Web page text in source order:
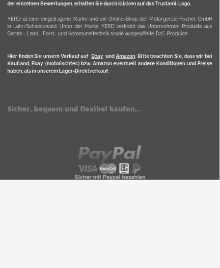
der einzelnen Bewertungen, erhalten Sie durch klicken auf das Trustami-Logo.
YERD ist eine eingetragene Marke und ein Online-Shop der Motorgeräte Fischer GmbH
in Lahr/Schwarzwald. Unter der Marke YERD vertreibt das Unternehmen Produkte aus
Garten-, Land-, Forst- und Kommunaltechnik sowie ausgewählte D2C-Produkte.
Hier finden Sie unsern Verkauf auf Ebayund Amazon. Bitte beachten Sie, dass wir bei
Kaufland, Ebay (motofischtec) bzw. Amazon eventuell andere Konditionen und Preise
haben, als in unserem Lager-Direktverkauf.
Sicher, bequem und flexibel kaufen...